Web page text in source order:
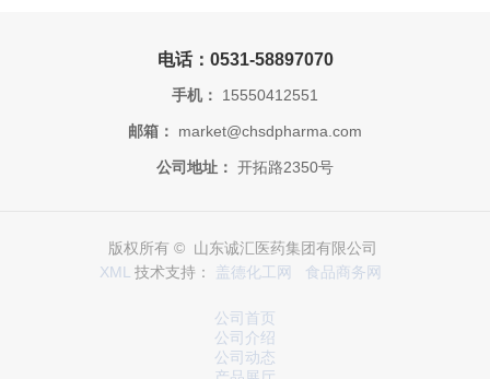
电话：0531-58897070
手机： 15550412551
邮箱： market@chsdpharma.com
公司地址： 开拓路2350号
版权所有 © 山东诚汇医药集团有限公司
XML 技术支持： 盖德化工网 食品商务网
公司首页
公司介绍
公司动态